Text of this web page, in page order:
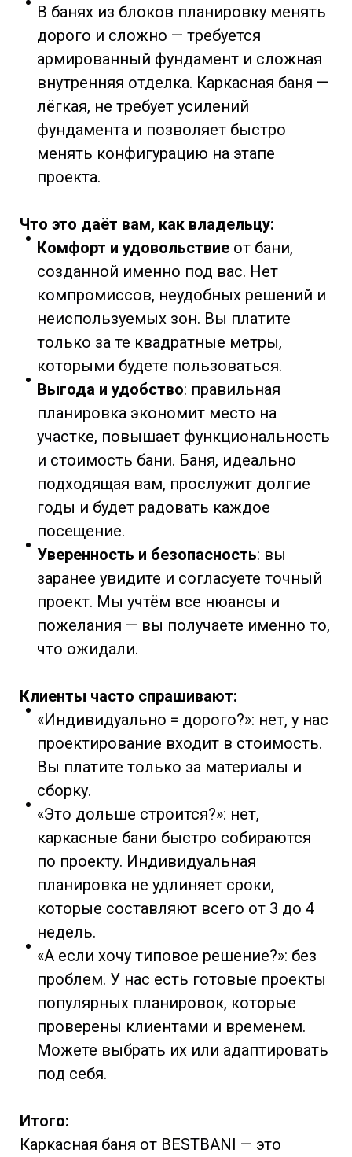
В банях из блоков планировку менять
дорого и сложно — требуется
армированный фундамент и сложная
внутренняя отделка. Каркасная баня —
лёгкая, не требует усилений
фундамента и позволяет быстро
менять конфигурацию на этапе
проекта.
Что это даёт вам, как владельцу:
Комфорт и удовольствие от бани,
созданной именно под вас. Нет
компромиссов, неудобных решений и
неиспользуемых зон. Вы платите
только за те квадратные метры,
которыми будете пользоваться.
Выгода и удобство: правильная
планировка экономит место на
участке, повышает функциональность
и стоимость бани. Баня, идеально
подходящая вам, прослужит долгие
годы и будет радовать каждое
посещение.
Уверенность и безопасность: вы
заранее увидите и согласуете точный
проект. Мы учтём все нюансы и
пожелания — вы получаете именно то,
что ожидали.
Клиенты часто спрашивают:
«Индивидуально = дорого?»: нет, у нас
проектирование входит в стоимость.
Вы платите только за материалы и
сборку.
«Это дольше строится?»: нет,
каркасные бани быстро собираются
по проекту. Индивидуальная
планировка не удлиняет сроки,
которые составляют всего от 3 до 4
недель.
«А если хочу типовое решение?»: без
проблем. У нас есть готовые проекты
популярных планировок, которые
проверены клиентами и временем.
Можете выбрать их или адаптировать
под себя.
Итого:
Каркасная баня от BESTBANI — это